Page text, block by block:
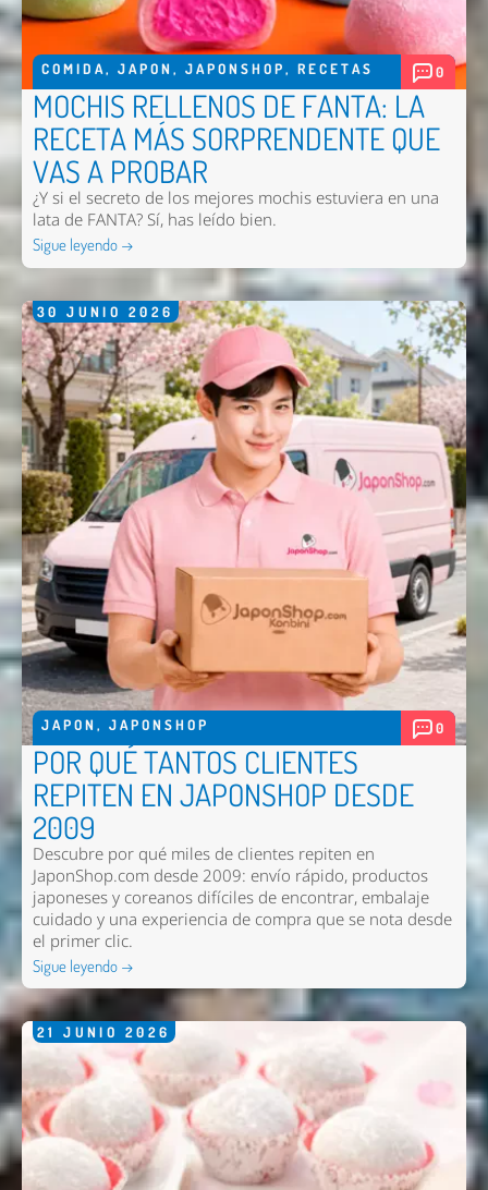
COMIDA, JAPON , JAPONSHOP, RECETAS 0
MOCHIS RELLENOS DE FANTA: LA
RECETA MÁS SORPRENDENTE QUE
VAS A PROBAR
¿Y si el secreto de los mejores mochis estuviera en una
lata de FANTA? Sí, has leído bien.
Sigue leyendo →
30 JUNIO 2026
JAPON , JAPONSHOP 0
POR QUÉ TANTOS CLIENTES
REPITEN EN JAPONSHOP DESDE
2009
Descubre por qué miles de clientes repiten en
JaponShop.com desde 2009: envío rápido, productos
japoneses y coreanos difíciles de encontrar, embalaje
cuidado y una experiencia de compra que se nota desde
el primer clic.
Sigue leyendo →
21 JUNIO 2026